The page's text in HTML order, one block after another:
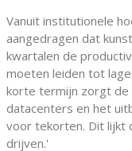
Vanuit institutionele
aangedragen dat
kwartalen de
moeten leiden tot
korte termijn zorgt de
datacenters en het
voor tekorten. Dit lijkt
drijven.'